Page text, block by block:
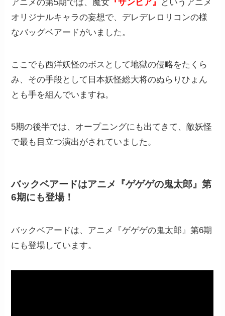
アニメの第5期では、魔女 『ザンビア』
というアニメ
オリジナルキャラの妄想で、デレデレロリコンの様
なバッグベアードがいました。
ここでも西洋妖怪のボスとして地獄の侵略をたくら
み、その手段として日本妖怪総大将のぬらりひょん
とも手を組んでいますね。
5期の後半では、オープニングにも出てきて、敵妖怪
で最も目立つ演出がされていました。
バックベアードはアニメ『ゲゲゲの鬼太郎』第
6期にも登場！
バックベアードは、アニメ『ゲゲゲの鬼太郎』第6期
にも登場しています。